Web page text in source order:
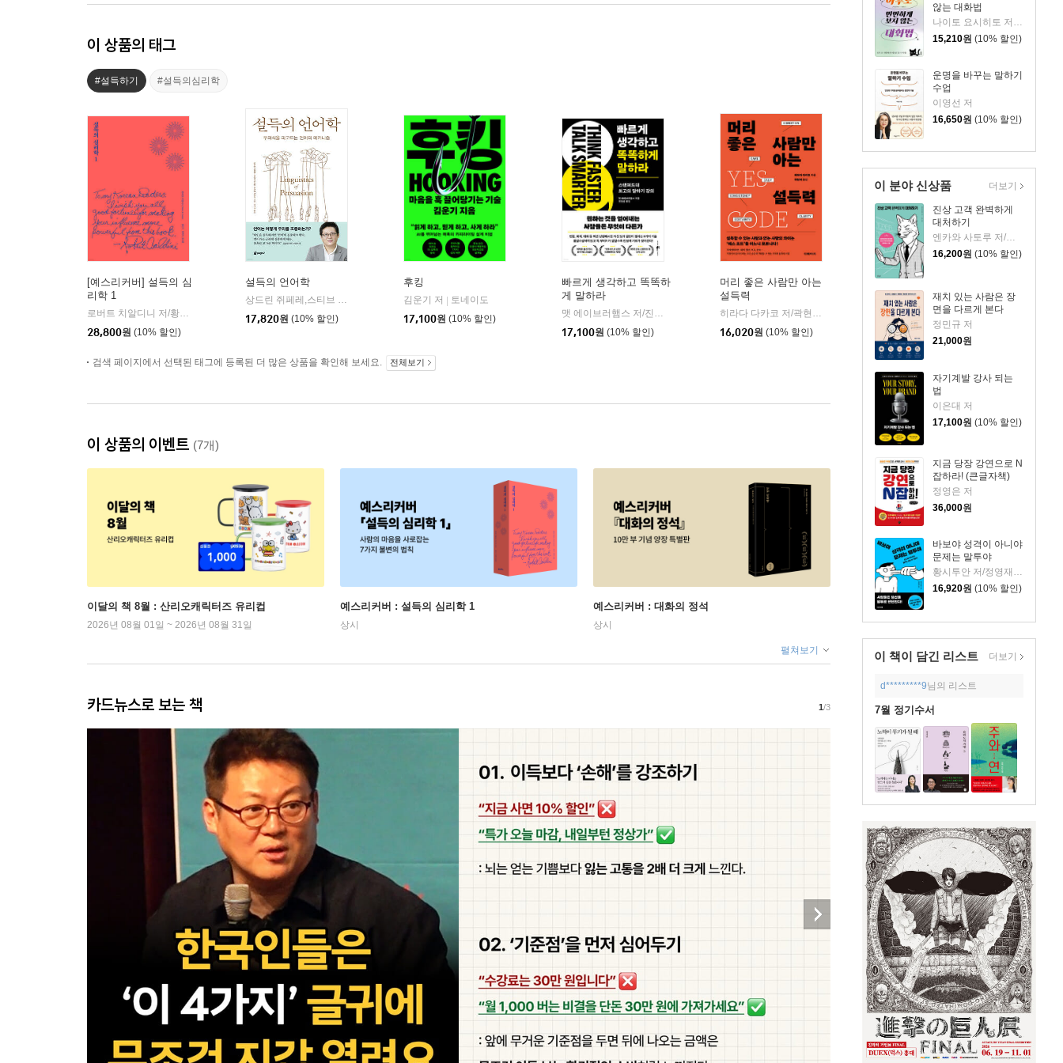
않는 대화법
나이토 요시히토 저/황정원 역
15,210원 (10% 할인)
운명을 바꾸는 말하기
수업
이영선 저
16,650원 (10% 할인)
이 분야 신상품
진상 고객 완벽하게
대처하기
엔카와 사토루 저/이주 역
16,200원 (10% 할인)
재치 있는 사람은 장
면을 다르게 본다
정민규 저
21,000원
자기계발 강사 되는
법
이은대 저
17,100원 (10% 할인)
지금 당장 강연으로 N
잡하라! (큰글자책)
정영은 저
36,000원
바보야 성격이 아니야
문제는 말투야
황시투안 저/정영재 역
16,920원 (10% 할인)
더보기
이 책이 담긴 리스트 더보기
d*********9님의 리스트
7월 정기수서
이 상품의 태그
#설득하기 #설득의심리학
[예스리커버] 설득의 심
리학 1
로버트 치알디니 저/황혜숙,임상훈 공역 | 21세기북스
28,800원 (10% 할인)
설득의 언어학
상드린 쥐페레,스티브 오즈발,파스칼 지각스저/하현주 역 | 페이지2북스
17,820원 (10% 할인)
후킹
김운기 저
토네이도
17,100원 (10% 할인)
빠르게 생각하고 똑똑하
게 말하라
맷 에이브러햄스 저/진정성 역
웨일북
17,100원 (10% 할인)
머리 좋은 사람만 아는
설득력
히라다 다카코 저/곽현아 역
16,020원 (10% 할인)
검색 페이지에서 선택된 태그에 등록된 더 많은 상품을 확인해 보세요. 전체보기
이 상품의 이벤트 (7개)
이달의 책 8월 : 산리오캐릭터즈 유리컵
2026년 08월 01일 ~ 2026년 08월 31일
예스리커버 : 설득의 심리학 1
상시
예스리커버 : 대화의 정석
상시
펼쳐보기
카드뉴스로 보는 책 1/3